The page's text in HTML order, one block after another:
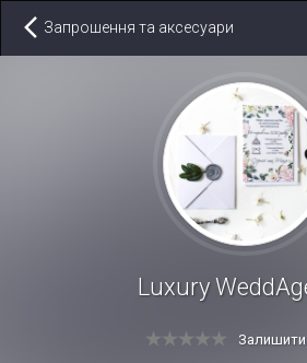
Запрошення та аксесуари
Luxury
Залишити